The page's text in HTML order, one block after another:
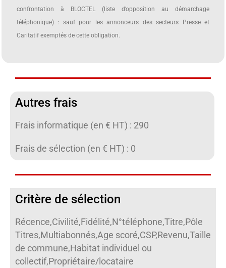
confrontation à BLOCTEL (liste d’opposition au démarchage
téléphonique) : sauf pour les annonceurs des secteurs Presse et
Caritatif exemptés de cette obligation.
Autres frais
Frais informatique (en € HT) : 290
Frais de sélection (en € HT) : 0
Critère de sélection
Récence,Civilité,Fidélité,N°téléphone,Titre,Pôle
Titres,Multiabonnés,Age scoré,CSP,Revenu,Taille
de commune,Habitat individuel ou
collectif,Propriétaire/locataire